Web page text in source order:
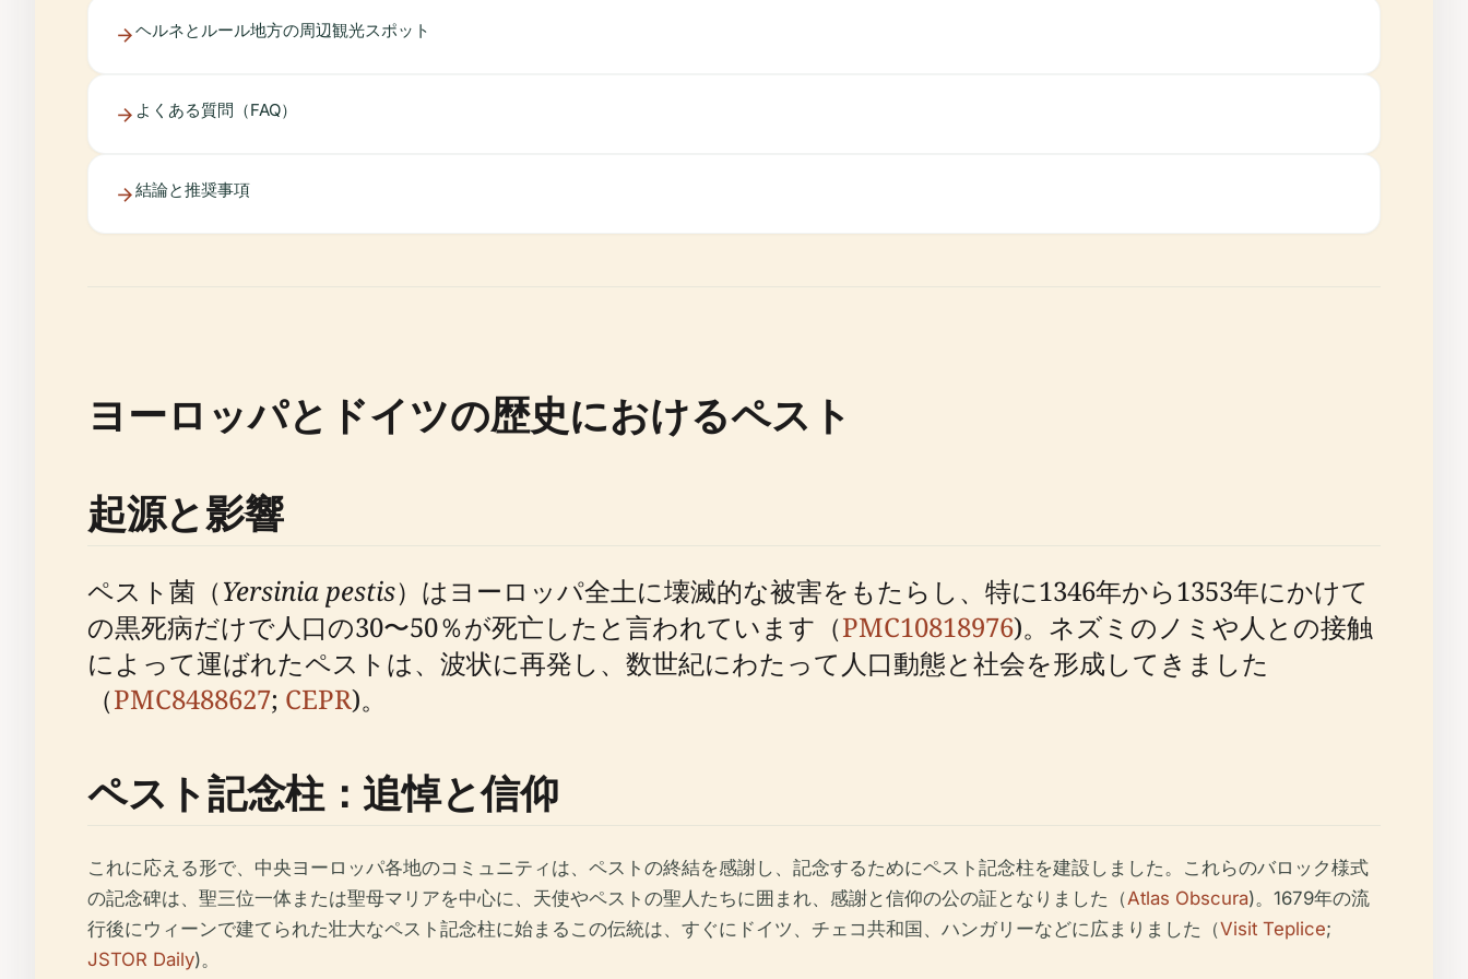
ヘルネとルール地方の周辺観光スポット
よくある質問（FAQ）
結論と推奨事項
ヨーロッパとドイツの歴史におけるペスト
起源と影響
ペスト菌（Yersinia pestis）はヨーロッパ全土に壊滅的な被害をもたらし、特に1346年から1353年にかけて
の黒死病だけで人口の30〜50％が死亡したと言われています（PMC10818976)。ネズミのノミや人との接触
によって運ばれたペストは、波状に再発し、数世紀にわたって人口動態と社会を形成してきました
（PMC8488627; CEPR)。
ペスト記念柱：追悼と信仰
これに応える形で、中央ヨーロッパ各地のコミュニティは、ペストの終結を感謝し、記念するためにペスト記念柱を建設しました。これらのバロック様式
の記念碑は、聖三位一体または聖母マリアを中心に、天使やペストの聖人たちに囲まれ、感謝と信仰の公の証となりました（Atlas Obscura)。1679年の流
行後にウィーンで建てられた壮大なペスト記念柱に始まるこの伝統は、すぐにドイツ、チェコ共和国、ハンガリーなどに広まりました（Visit Teplice;
JSTOR Daily)。